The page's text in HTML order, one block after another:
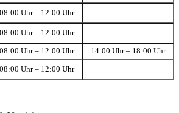
08:00 Uhr – 12:00 Uhr
08:00 Uhr – 12:00 Uhr
08:00 Uhr – 12:00 Uhr 14:00 Uhr – 18:00 Uhr
08:00 Uhr – 12:00 Uhr